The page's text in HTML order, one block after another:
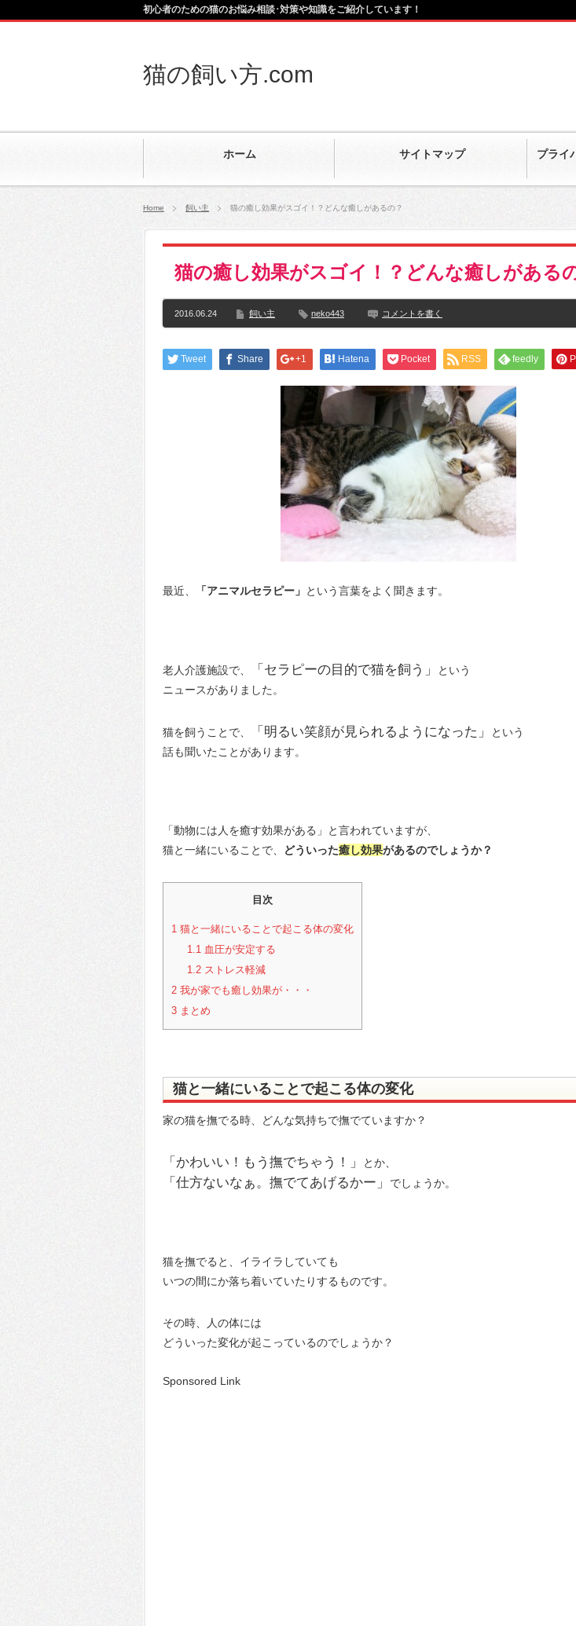
猫の飼い方.com
ホーム サイトマップ プライ
初心者のための猫のお悩み相談･対策や知識をご紹介しています！
Home 飼い主 猫の癒し効果がスゴイ！？どんな癒しがあるの？
猫の癒し効果がスゴイ！？どんな癒しがある
2016.06.24 飼い主 neko443 コメントを書く
Tweet Share +1 Hatena Pocket RSS feedly
最近、 「アニマルセラピー」 という言葉をよく聞きます。
老人介護施設で、 「セラピーの目的で猫を飼う」
という
ニュースがありました。
猫を飼うことで、 「明るい笑顔が見られるようになった」
という
話も聞いたことがあります。
「動物には人を癒す効果がある」と言われていますが、
猫と一緒にいることで、
どういった癒し効果があるのでしょうか？
目次
1 猫と一緒にいることで起こる体の変化
1.1血圧が安定する
1.2ストレス軽減
2 我が家でも癒し効果が・・・
3 まとめ
猫と一緒にいることで起こる体の変化
家の猫を撫でる時、どんな気持ちで撫でていますか？
「かわいい！もう撫でちゃう！」 とか、
「仕方ないなぁ。撫でてあげるかー」 でしょうか。
猫を撫でると、イライラしていても
いつの間にか落ち着いていたりするものです。
その時、人の体には
どういった変化が起こっているのでしょうか？
Sponsored Link